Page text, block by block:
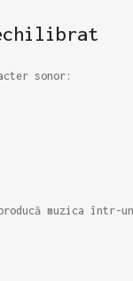
sonor:
muzica